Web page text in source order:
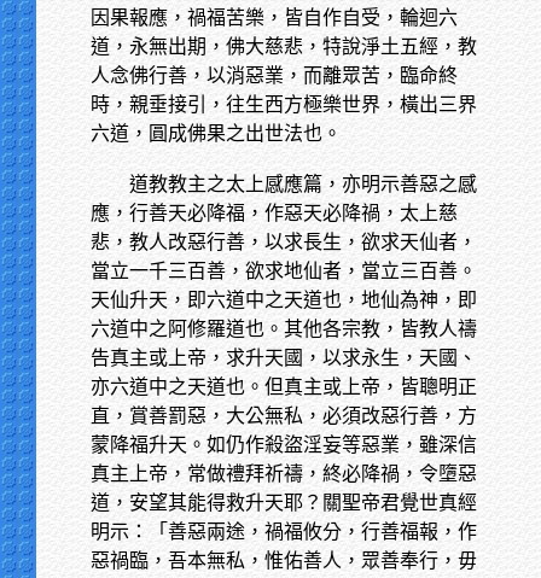
因果報應，禍福苦樂，皆自作自受，輪迴六
道，永無出期，佛大慈悲，特說淨土五經，教
人念佛行善，以消惡業，而離眾苦，臨命終
時，親垂接引，往生西方極樂世界，橫出三界
六道，圓成佛果之出世法也。
道教教主之太上感應篇，亦明示善惡之感
應，行善天必降福，作惡天必降禍，太上慈
悲，教人改惡行善，以求長生，欲求天仙者，
當立一千三百善，欲求地仙者，當立三百善。
天仙升天，即六道中之天道也，地仙為神，即
六道中之阿修羅道也。其他各宗教，皆教人禱
告真主或上帝，求升天國，以求永生，天國、
亦六道中之天道也。但真主或上帝，皆聰明正
直，賞善罰惡，大公無私，必須改惡行善，方
蒙降福升天。如仍作殺盜淫妄等惡業，雖深信
真主上帝，常做禮拜祈禱，終必降禍，令墮惡
道，安望其能得救升天耶？關聖帝君覺世真經
明示：「善惡兩途，禍福攸分，行善福報，作
惡禍臨，吾本無私，惟佑善人，眾善奉行，毋